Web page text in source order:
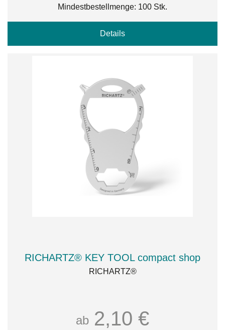
Mindestbestellmenge: 100 Stk.
Details
RICHARTZ® KEY TOOL compact shop
RICHARTZ®
ab 2,10 €